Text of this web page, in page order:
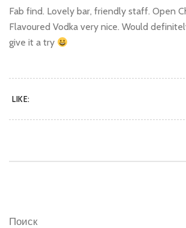
Fab find. Lovely bar, friendly staff. Open
Flavoured Vodka very nice. Would
give it a try
LIKE:
Поиск